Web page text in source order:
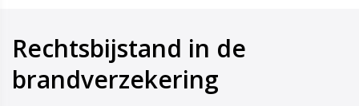
Rechtsbijstand in de
brandverzekering